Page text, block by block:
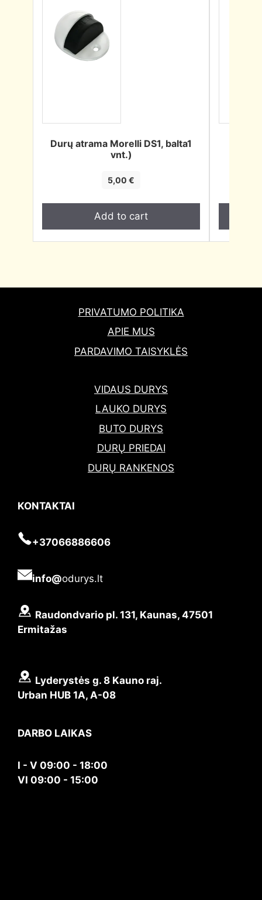
Durų atrama Morelli DS1, balta1
vnt.)
5,00€
Add to cart
PRIVATUMO POLITIKA
APIE MUS
PARDAVIMO TAISYKLĖS
VIDAUS DURYS
LAUKO DURYS
BUTO DURYS
DURŲ PRIEDAI
DURŲ RANKENOS
KONTAKTAI
+37066886606
info@odurys.lt
Raudondvario pl. 131, Kaunas, 47501
Ermitažas
Lyderystės g. 8 Kauno raj.
Urban HUB 1A, A-08
DARBO LAIKAS
I - V 09:00 - 18:00
VI 09:00 - 15:00